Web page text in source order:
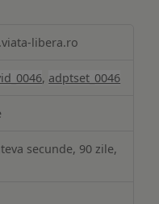
libera.ro
, adptset_0046
secunde, 90 zile,